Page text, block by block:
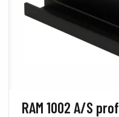
RAM 1002 A/S